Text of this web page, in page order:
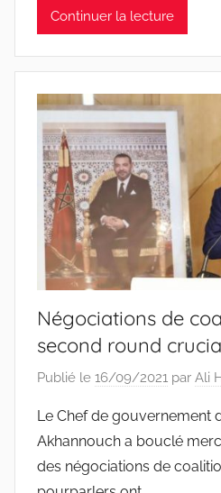
Continuer la lecture
Négociations de
second round
Publié le 16/09/2021 par Ali
Le Chef de gouvernement
Akhannouch a bouclé
des négociations de